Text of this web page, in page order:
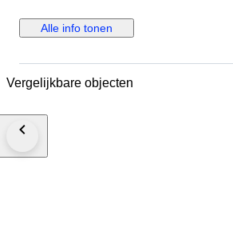
y la rosa de los vientos grabada bajo el clip
navegación y el descubrimiento. La parte
referencia pirata a la obra.
Alle info tonen
Vergelijkbare objecten